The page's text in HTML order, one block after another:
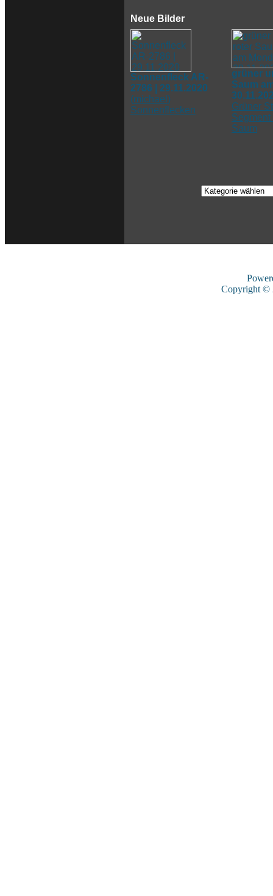
Neue Bilder
Sonnenfleck AR-
2786 | 29.11.2020
(michael )
Sonnenflecken
grüner
Saum
Grüner
Saum
Copyright ©